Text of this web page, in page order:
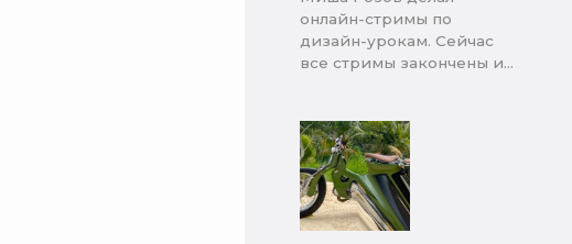
онлайн-стримы по
дизайн-урокам. Сейчас
все стримы закончены и...